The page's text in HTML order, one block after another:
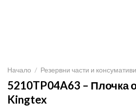
Начало / Резервни части и консумативи
5210TP04A63 – Плочка
Kingtex